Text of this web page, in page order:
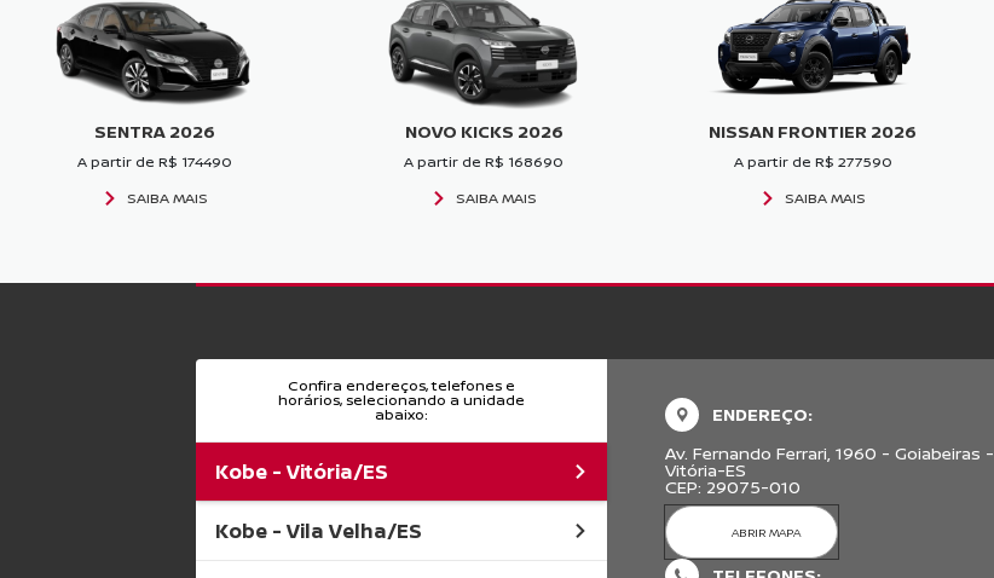
SENTRA 2026
A partir de R$ 174490
SAIBA MAIS
NOVO KICKS 2026
A partir de R$ 168690
SAIBA MAIS
NISSAN FRONTIER 2026
A partir de R$ 277590
SAIBA MAIS
Confira endereços, telefones e
horários, selecionando a unidade
abaixo:
Kobe - Vitória/ES
Kobe - Vila Velha/ES
ENDEREÇO:
Av. Fernando Ferrari, 1960 - Goiabeiras -
Vitória-ES
CEP: 29075-010
ABRIR MAPA